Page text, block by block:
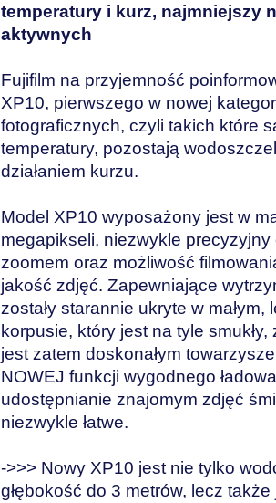
temperatury i kurz, najmniejszy
aktywnych
Fujifilm na przyjemność
XP10, pierwszego w nowej
fotograficznych, czyli takich które
temperatury, pozostają
działaniem kurzu.
Model XP10 wyposażony jest w
megapikseli, niezwykle
zoomem oraz możliwość
jakość zdjęć. Zapewniające
zostały starannie ukryte w
korpusie, który jest na tyle
jest zatem doskonałym
NOWEJ funkcji wygodnego
udostępnianie znajomym zdjęć
niezwykle łatwe.
->>> Nowy XP10 jest nie tylko
głębokość do 3 metrów, lecz